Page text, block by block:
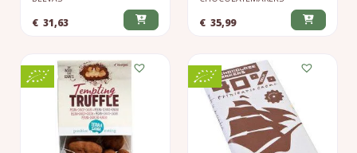
€ 31,63 € 35,99